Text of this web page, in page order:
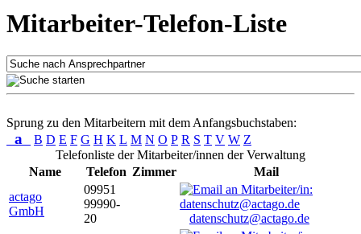
Mitarbeiter-Telefon-Liste
Sprung zu den Mitarbeitern mit dem Anfangsbuchstaben:
a B D E F G H K L M N O P R S T V W Z
Telefonliste der Mitarbeiter/innen der Verwaltung
Name
Telefon Zimmer
Mail
actago
GmbH
09951
99990-
20
datenschutz@actago.de